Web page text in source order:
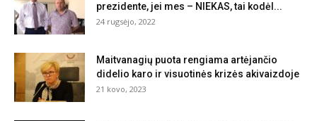
prezidente, jei mes – NIEKAS, tai kodėl...
24 rugsėjo, 2022
Maitvanagių puota rengiama artėjančio
didelio karo ir visuotinės krizės akivaizdoje
21 kovo, 2023